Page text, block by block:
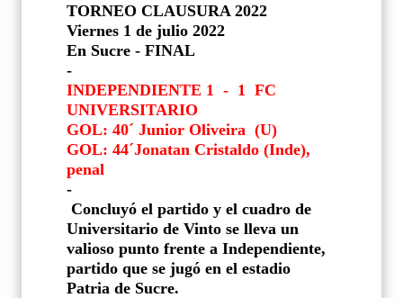
TORNEO CLAUSURA 2022
Viernes 1 de julio 2022
En Sucre - FINAL
-
INDEPENDIENTE 1
- 1
FC
UNIVERSITARIO
GOL: 40´ Junior Oliveira (U)
GOL: 44´Jonatan Cristaldo (Inde),
penal
-
Concluyó el partido y el cuadro de
Universitario de Vinto se lleva un
valioso punto frente a Independiente,
partido que se jugó en el estadio
Patria de Sucre.